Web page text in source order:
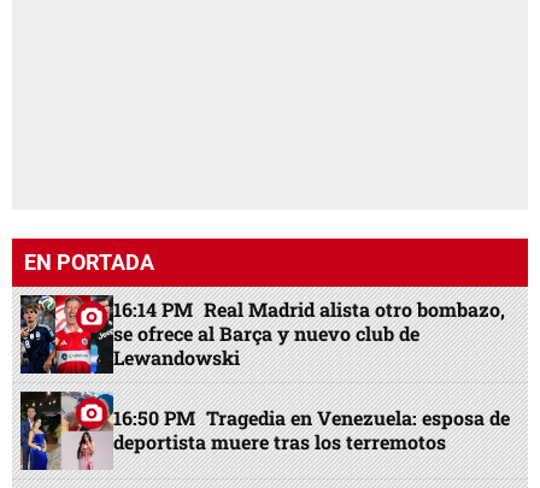
EN PORTADA
16:14 PM Real Madrid alista otro bombazo,
se ofrece al Barça y nuevo club de
Lewandowski
16:50 PM Tragedia en Venezuela: esposa de
deportista muere tras los terremotos